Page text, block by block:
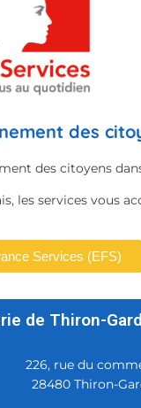
des
des citoyens
les services vous
Services (EFS)
de Thiron-
226, rue du
28480 Thiron-